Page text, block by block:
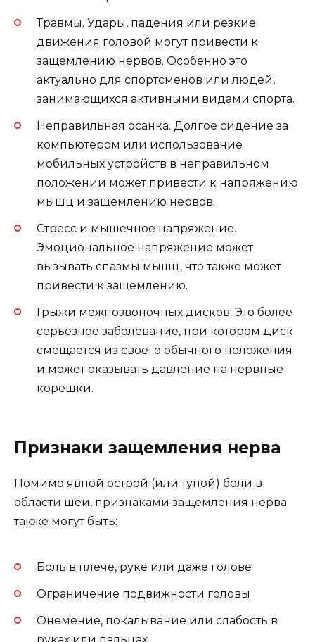
Травмы. Удары, падения или резкие
движения головой могут привести к
защемлению нервов. Особенно это
актуально для спортсменов или людей,
занимающихся активными видами спорта.
Неправильная осанка. Долгое сидение за
компьютером или использование
мобильных устройств в неправильном
положении может привести к напряжению
мышц и защемлению нервов.
Стресс и мышечное напряжение.
Эмоциональное напряжение может
вызывать спазмы мышц, что также может
привести к защемлению.
Грыжи межпозвоночных дисков. Это более
серьёзное заболевание, при котором диск
смещается из своего обычного положения
и может оказывать давление на нервные
корешки.
Признаки защемления нерва
Помимо явной острой (или тупой) боли в
области шеи, признаками защемления нерва
также могут быть:
Боль в плече, руке или даже голове
Ограничение подвижности головы
Онемение, покалывание или слабость в